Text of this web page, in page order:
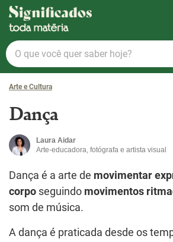
Significados
O
que
você
quer
hoje?
Arte e Cultura
Dança
Laura Aidar
Arte-educadora, fotógrafa e artista visual
Dança é a arte de movimentar
corpo seguindo movimentos
som de música.
A dança é praticada desde os